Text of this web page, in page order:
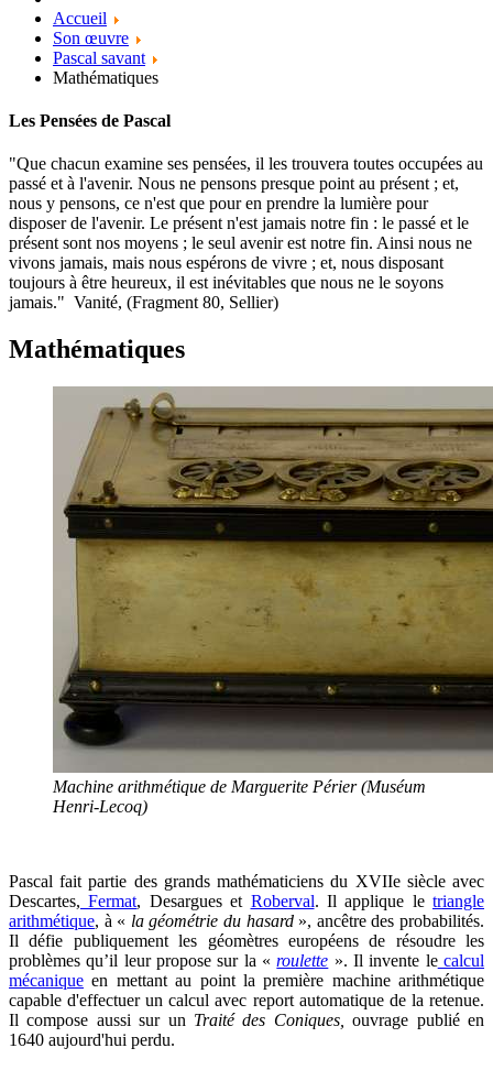
Accueil
Son œuvre
Pascal savant
Mathématiques
Les Pensées de Pascal
"Que chacun examine ses pensées, il les trouvera toutes occupées au
passé et à l'avenir. Nous ne pensons presque point au présent ; et,
nous y pensons, ce n'est que pour en prendre la lumière pour
disposer de l'avenir. Le présent n'est jamais notre fin : le passé et le
présent sont nos moyens ; le seul avenir est notre fin. Ainsi nous ne
vivons jamais, mais nous espérons de vivre ; et, nous disposant
toujours à être heureux, il est inévitables que nous ne le soyons
jamais." Vanité, (Fragment 80, Sellier)
Mathématiques
Machine arithmétique de Marguerite Périer (Muséum
Henri-Lecoq)
Pascal fait partie des grands mathématiciens du XVIIe siècle avec
Descartes, Fermat, Desargues et Roberval. Il applique le triangle
arithmétique, à « la géométrie du hasard », ancêtre des probabilités.
Il défie publiquement les géomètres européens de résoudre les
problèmes qu’il leur propose sur la « roulette ». Il invente lecalcul
mécanique en mettant au point la première machine arithmétique
capable d'effectuer un calcul avec report automatique de la retenue.
Il compose aussi sur un Traité des Coniques,
ouvrage publié en
1640 aujourd'hui perdu.